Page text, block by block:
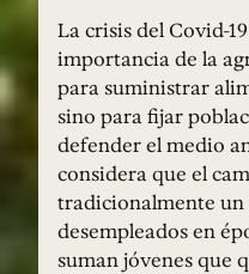
La crisis del Covid-
importancia de la
para suministrar
sino para fijar
defender el medio
considera que el
tradicionalmente un
desempleados en
suman jóvenes que